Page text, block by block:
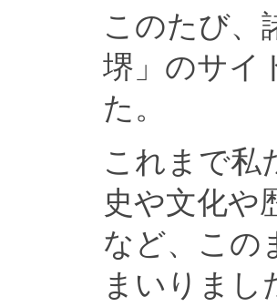
このたび、
堺」のサイ
た。
これまで私
史や文化や
など、この
まいりまし